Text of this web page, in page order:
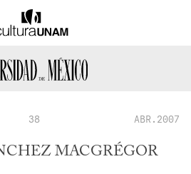
38 ABR.2007
MACGRÉGOR